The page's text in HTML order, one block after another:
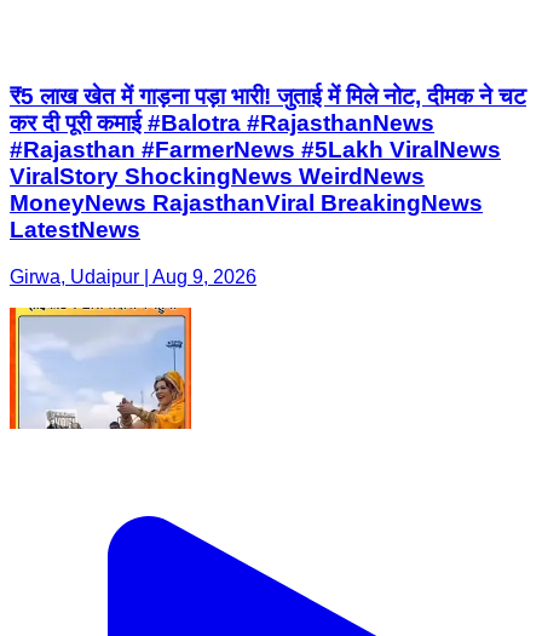
₹5 लाख खेत में गाड़ना पड़ा भारी! जुताई में मिले नोट, दीमक ने चट
कर दी पूरी कमाई #Balotra #RajasthanNews
#Rajasthan #FarmerNews #5Lakh ViralNews
ViralStory ShockingNews WeirdNews
MoneyNews RajasthanViral BreakingNews
LatestNews
Girwa, Udaipur | Aug 9, 2026